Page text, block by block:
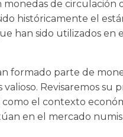
de circulación
históricamente el
han sido utilizados en
formado parte de
Revisaremos su
el contexto
en el mercado